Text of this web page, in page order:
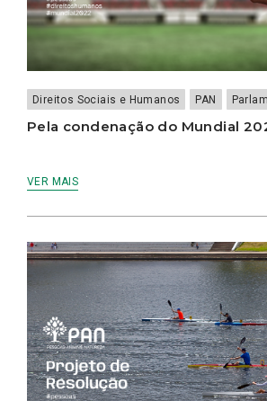
Direitos Sociais e Humanos PAN
Pela condenação do Mundial
VER MAIS